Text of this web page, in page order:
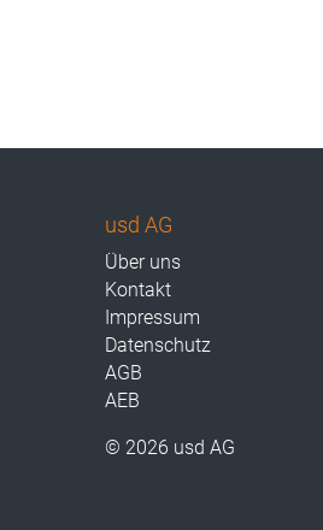
usd AG
Über uns
Kontakt
Impressum
Datenschutz
AGB
AEB
© 2026 usd AG